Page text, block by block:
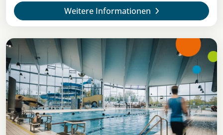
Weitere Informationen